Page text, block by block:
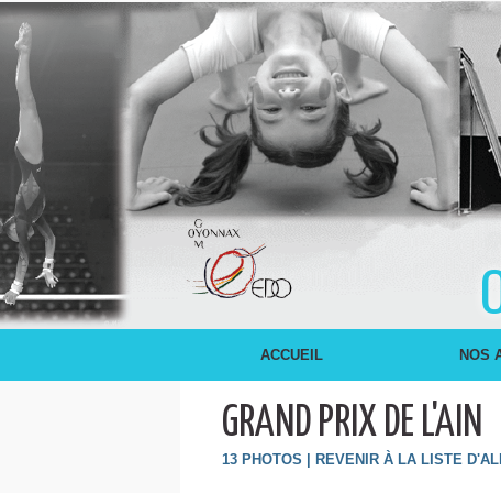
ACCUEIL NOS
GRAND PRIX DE L'AIN
13 PHOTOS REVENIR À LA LISTE